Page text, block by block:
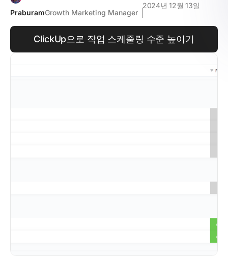
PraburamGrowth Marketing Manager
2024년 12월 13일
ClickUp으로 작업 스케줄링 수준 높이기